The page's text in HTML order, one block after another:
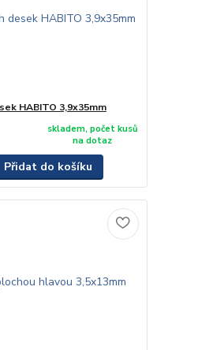
HABITO 3,9x35mm
skladem, počet kusů
na dotaz
Přidat do košíku